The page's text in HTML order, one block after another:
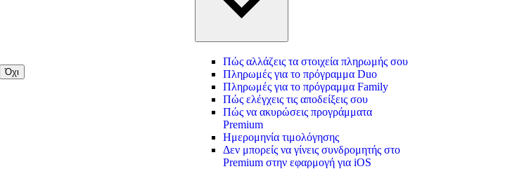
Όχι
Πώς αλλάζεις τα στοιχεία πληρωμής σου
Πληρωμές για το πρόγραμμα Duo
Πληρωμές για το πρόγραμμα Family
Πώς ελέγχεις τις αποδείξεις σου
Πώς να ακυρώσεις προγράμματα
Premium
Ημερομηνία τιμολόγησης
Δεν μπορείς να γίνεις συνδρομητής στο
Premium στην εφαρμογή για iOS